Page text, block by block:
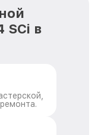
SCi в